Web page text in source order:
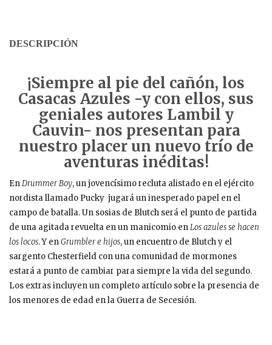
DESCRIPCIÓN
¡Siempre al pie del cañón, los
Casacas Azules -y con ellos, sus
geniales autores Lambil y
Cauvin- nos presentan para
nuestro placer un nuevo trío de
aventuras inéditas!
EnDrummer Boy, un jovencísimo recluta alistado en el ejército
nordista llamado Pucky jugará un inesperado papel en el
campo de batalla. Un sosias de Blutch será el punto de partida
de una agitada revuelta en un manicomio enLos azules se hacen
los locos. Y enGrumbler e hijos, un encuentro de Blutch y el
sargento Chesterfield con una comunidad de mormones
estará a punto de cambiar para siempre la vida del segundo.
Los extras incluyen un completo artículo sobre la presencia de
los menores de edad en la Guerra de Secesión.